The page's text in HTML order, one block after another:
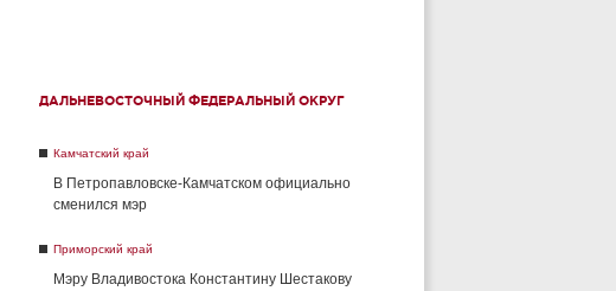
ДАЛЬНЕВОСТОЧНЫЙ ФЕДЕРАЛЬНЫЙ ОКРУГ
Камчатский край
В Петропавловске-Камчатском официально
сменился мэр
Приморский край
Мэру Владивостока Константину Шестакову